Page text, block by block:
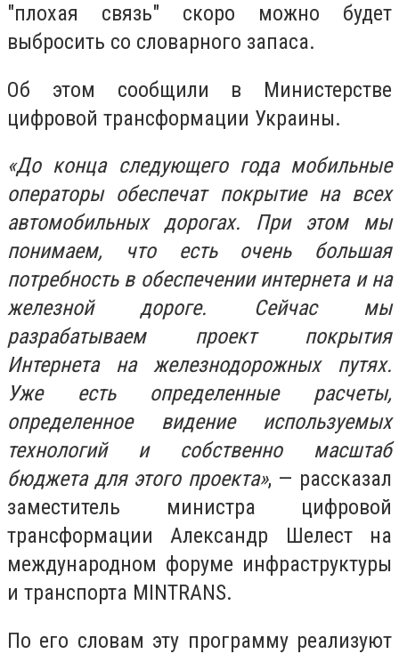
"плохая связь" скоро можно будет
выбросить со словарного запаса.
Об этом сообщили в Министерстве
цифровой трансформации Украины.
«До конца следующего года мобильные
операторы обеспечат покрытие на всех
автомобильных дорогах. При этом мы
понимаем, что есть очень большая
потребность в обеспечении интернета и на
железной дороге. Сейчас мы
разрабатываем проект покрытия
Интернета на железнодорожных путях.
Уже есть определенные расчеты,
определенное видение используемых
технологий и собственно масштаб
бюджета для этого проекта», — рассказал
заместитель министра цифровой
трансформации Александр Шелест на
международном форуме инфраструктуры
и транспорта MINTRANS.
По его словам эту программу реализуют